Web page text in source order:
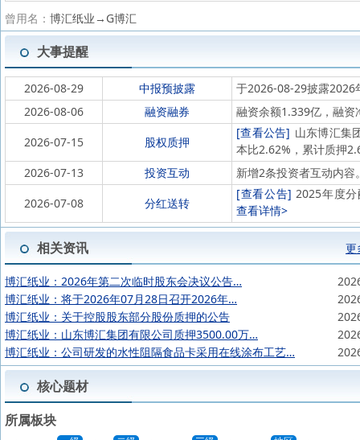
曾用名： 博汇纸业→G博汇
大事提醒
2026-08-29 中报预披露
于2026-08-29披露2026
2026-08-06
融资融券
融资余额1.339亿，融资
2026-07-15
股权质押
[查看公告] 山东博汇集
本比2.62%，累计质押
2026-07-13
投资互动
新增2条投资者互动内容
2026-07-08
分红送转
[查看公告] 2025年度
查看详情>
相关资讯 更
博汇纸业：2026年第二次临时股东会决议公告…
博汇纸业：将于2026年07月28日召开2026年…
博汇纸业：关于控股股东部分股份质押的公告
博汇纸业：山东博汇集团有限公司质押3500.00万…
博汇纸业：公司研发的水性阻隔食品卡采用在线涂布工艺…
核心题材
所属板块